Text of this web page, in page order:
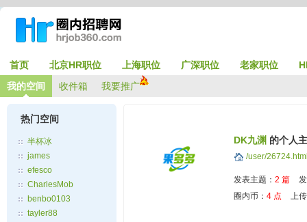
首页 北京HR职位 上海职位 广深职位 老家职位
我的空间
收件箱 我要推广
热门空间
半杯冰
james
efesco
CharlesMob
benbo0103
tayler88
DK九渊 的个人
/user/
发表主题： 2 篇
圈内币： 4 点 上